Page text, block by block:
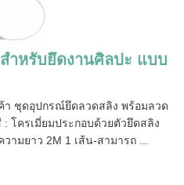
ำหรับยึดงานศิลปะ แบบ
า ชุดอุปกรณ์ยึดลวดสลิง พร้อมลวด
โครเมี่ยมประกอบด้วยตัวยึดสลิง
ามยาว 2M 1 เส้น-สามารถ ...